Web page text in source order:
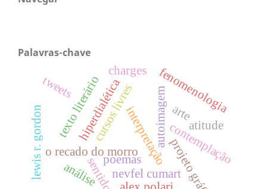
Palavras-chave
sentidos
o recado do morro
cursos livres autoimagemcontemplação
arte
interpretação
poemas
fenomenologia
nevfel cumartprojeto gráfico
texto literário
lewis r. gordon hiperdialética
tweets
atitude
análise
charges